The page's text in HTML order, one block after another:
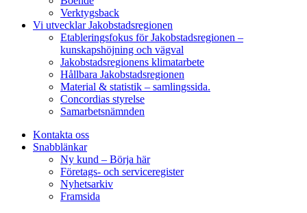
Verktygsback
Vi utvecklar Jakobstadsregionen
Etableringsfokus för Jakobstadsregionen –
kunskapshöjning och vägval
Jakobstadsregionens klimatarbete
Hållbara Jakobstadsregionen
Material & statistik – samlingssida.
Concordias styrelse
Samarbetsnämnden
Kontakta oss
Snabblänkar
Ny kund – Börja här
Företags- och serviceregister
Nyhetsarkiv
Framsida